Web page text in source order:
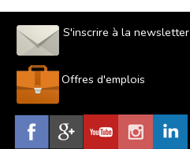
S'inscrire à la newsletter
Offres d'emplois